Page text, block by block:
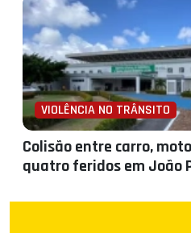
VIOLÊNCIA NO TRÂNSITO
Colisão entre carro,
quatro feridos em João